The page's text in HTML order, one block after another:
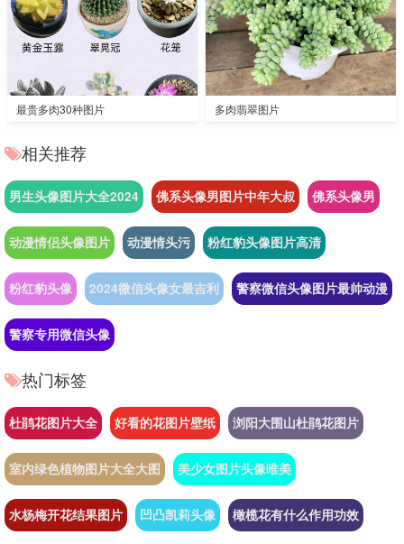
最贵多肉30种图片 多肉翡翠图片
相关推荐
男生头像图片大全2024 佛系头像男图片中年大叔 佛系头像男
动漫情侣头像图片 动漫情头污 粉红豹头像图片高清
粉红豹头像 2024微信头像女最吉利 警察微信头像图片最帅动漫
警察专用微信头像
热门标签
杜鹃花图片大全 好看的花图片壁纸 浏阳大围山杜鹃花图片
室内绿色植物图片大全大图 美少女图片头像唯美
水杨梅开花结果图片 凹凸凯莉头像 橄榄花有什么作用功效